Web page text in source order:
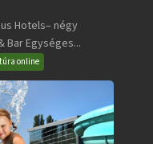
Hotels– négy
Bar Egységes...
online